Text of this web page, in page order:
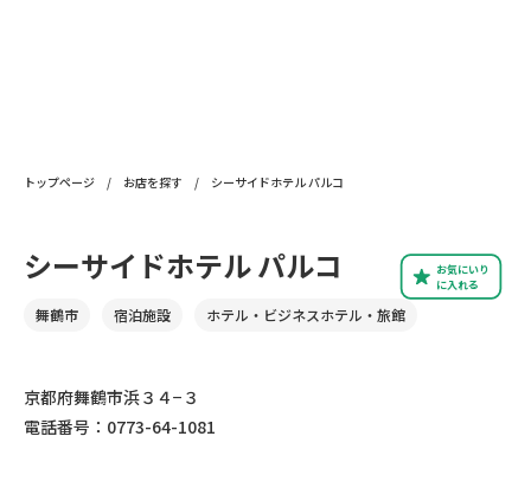
トップページ / お店を探す / シーサイドホテル パルコ
お気にいり
に入れる
シーサイドホテル パルコ
舞鶴市 宿泊施設 ホテル・ビジネスホテル・旅館
京都府舞鶴市浜３４−３
電話番号：0773-64-1081